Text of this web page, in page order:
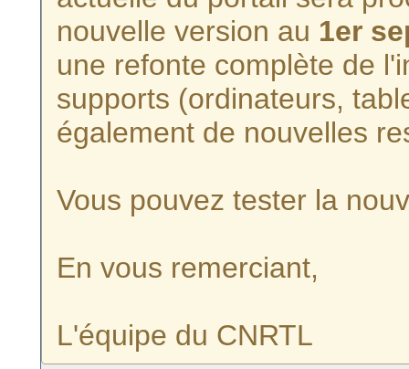
nouvelle version au 1er
une refonte complète de
supports (ordinateurs,
également de nouvelles
Vous pouvez tester la
En vous remerciant,
L'équipe du CNRTL